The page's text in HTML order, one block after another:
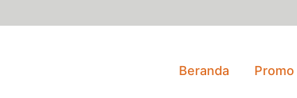
Beranda Promo